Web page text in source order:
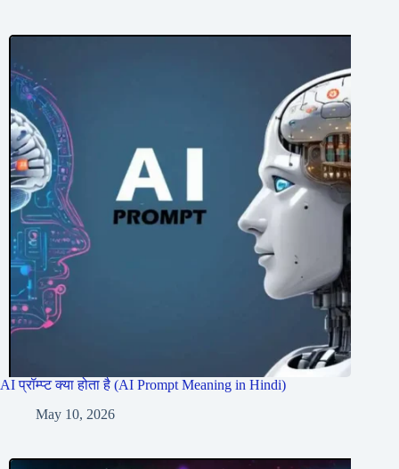
AI प्रॉम्प्ट क्या होता है (AI Prompt Meaning in Hindi)
May 10, 2026